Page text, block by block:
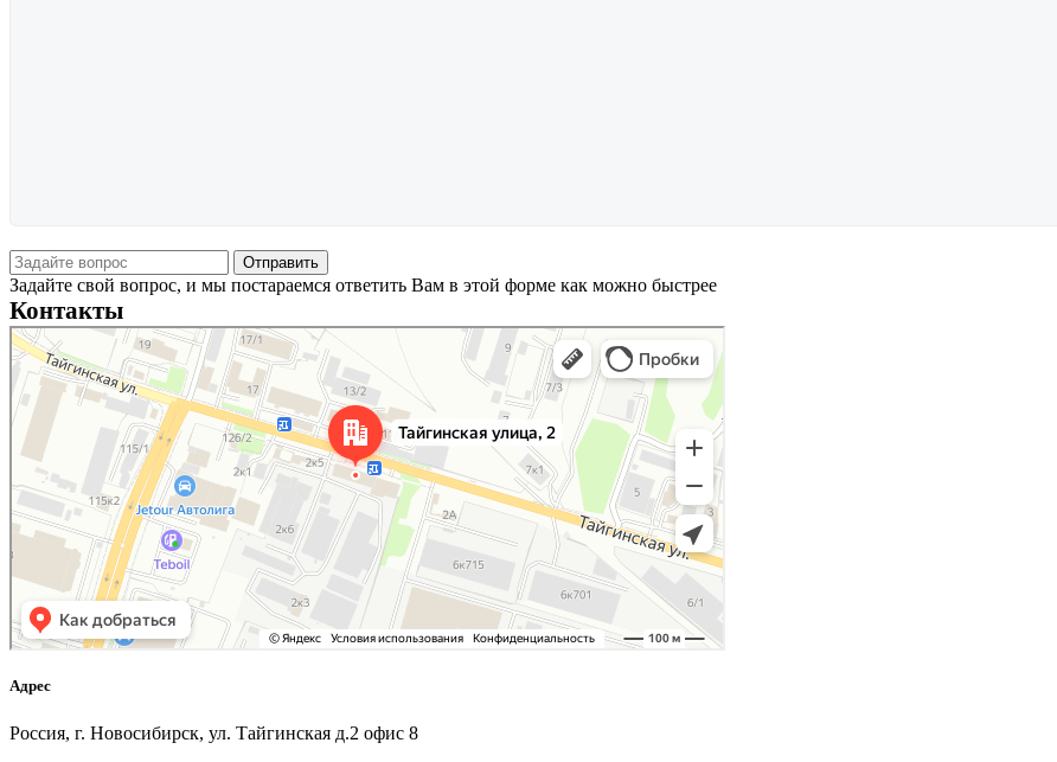
Задайте свой вопрос, и мы постараемся ответить Вам в этой форме как можно быстрее
Контакты
Новосибирск
Тайгинская улица, 2 на карте Новосибирска — Яндекс Карты
Адрес
Россия, г. Новосибирск, ул. Тайгинская д.2 офис 8